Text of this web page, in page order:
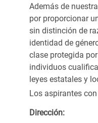
Además de
por proporcionar
sin distinción de
identidad de
clase protegida
individuos
leyes estatales y
Los aspirantes
Dirección: